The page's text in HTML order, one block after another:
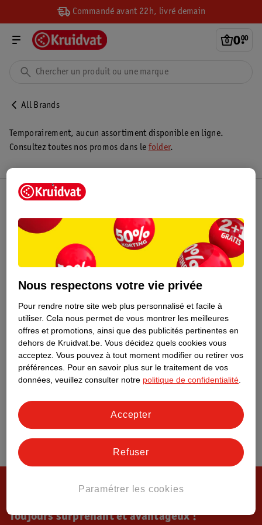
Commandé avant 22h, livré demain
0.
00
All Brands
Temporairement, aucun assortiment disponible en ligne.
Consultez toutes nos promos dans le folder.
Toujours surprenant et avantageux !
Nous respectons votre vie privée
Pour rendre notre site web plus personnalisé et facile à
utiliser. Cela nous permet de vous montrer les meilleures
offres et promotions, ainsi que des publicités pertinentes en
dehors de Kruidvat.be. Vous décidez quels cookies vous
acceptez. Vous pouvez à tout moment modifier ou retirer vos
préférences. Pour en savoir plus sur le traitement de vos
données, veuillez consulter notre politique de confidentialité
Paramétrer les cookies
Refuser
Accepter